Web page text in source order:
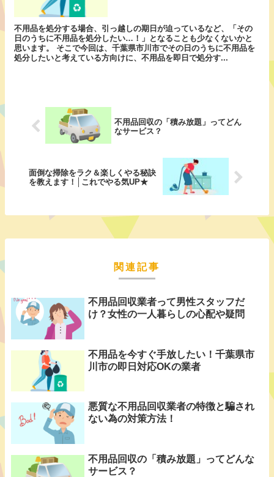
不用品を処分する場合、引っ越しの期日が迫っているなど、「その
日のうちに不用品を処分したい…！」となることも少なくないかと
思います。 そこで今回は、千葉県市川市でその日のうちに不用品を
処分したいと考えている方向けに、不用品を即日で処分す...
不用品回収の「積み放題」ってどん
なサービス？
面倒な掃除をラク＆楽しくやる秘訣
を教えます！│これでやる気UP★
関連記事
不用品回収業者って男性スタッフだ
け？女性の一人暮らしの心配や疑問
不用品を今すぐ手放したい！千葉県市
川市の即日対応OKの業者
悪質な不用品回収業者の特徴と騙され
ない為の対策方法！
不用品回収の「積み放題」ってどんな
サービス？